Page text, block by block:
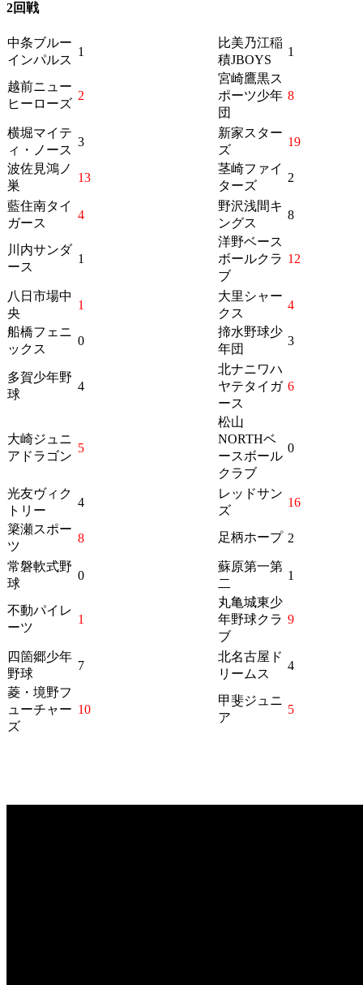
2回戦
中条ブルー
インパルス
1
比美乃江稲
積JBOYS
1
越前ニュー
ヒーローズ
2
宮崎鷹黒ス
ポーツ少年
団
8
横堀マイテ
ィ・ノース
3
新家スター
ズ
19
波佐見鴻ノ
巣
13
茎崎ファイ
ターズ
2
藍住南タイ
ガース
4
野沢浅間キ
ングス
8
川内サンダ
ース
1
洋野ベース
ボールクラ
ブ
12
八日市場中
央
1
大里シャー
クス
4
船橋フェニ
ックス
0
揥水野球少
年団
3
多賀少年野
球
4
北ナニワハ
ヤテタイガ
ース
6
大崎ジュニ
アドラゴン
5
松山
NORTHベ
ースボール
クラブ
0
光友ヴィク
トリー
4
レッドサン
ズ
16
簗瀬スポー
ツ
8 足柄ホープ 2
常磐軟式野
球
0
蘇原第一第
二
1
不動パイレ
ーツ
1
丸亀城東少
年野球クラ
ブ
9
四箇郷少年
野球
7
北名古屋ド
リームス
4
菱・境野フ
ューチャー
ズ
10
甲斐ジュニ
ア
5